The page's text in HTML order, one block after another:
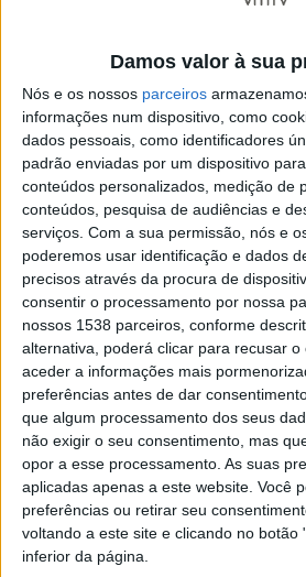
Damos valor à sua
Nós e os nossos parceiros
informações num dispositivo, como
dados pessoais, como identificadores
padrão enviadas por um dispositivo
conteúdos personalizados, medição de
conteúdos, pesquisa de audiências e
serviços. Com a sua permissão, nós e
poderemos usar identificação e dados
precisos através da procura de
consentir o processamento por nossa
nossos 1538 parceiros, conforme
alternativa, poderá clicar para recusar
aceder a informações mais
preferências antes de dar
que algum processamento dos seus
não exigir o seu consentimento, mas
opor a esse processamento. As suas
aplicadas apenas a este website. Você
preferências ou retirar seu
voltando a este site e clicando no botão
inferior da página.
PERIGO NA NACIONAL 103
EM VIEIRA DO MINHO
IP –
Portugal
trabalhos
na Ponte
Ponte Grande de Ruivães na
EN 103 com fissura reparada